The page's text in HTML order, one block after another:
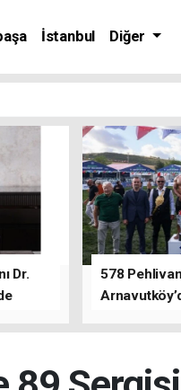
İstanbul Diğer
Dr.
578 Pehlivan